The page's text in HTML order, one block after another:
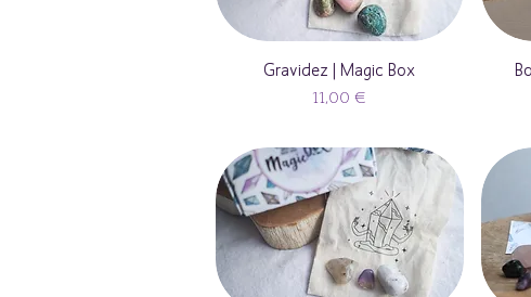
Gravidez | Magic Box
Preço
11,00 €